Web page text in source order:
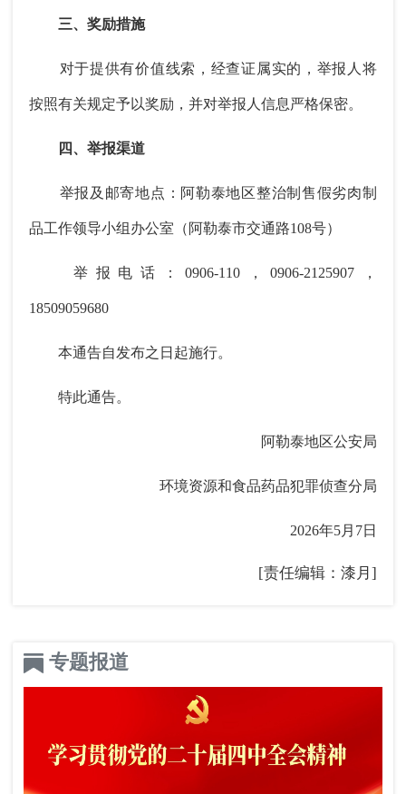
三、奖励措施
对于提供有价值线索，经查证属实的，举报人将
按照有关规定予以奖励，并对举报人信息严格保密。
四、举报渠道
举报及邮寄地点：阿勒泰地区整治制售假劣肉制
品工作领导小组办公室（阿勒泰市交通路108号）
举报电话：0906-110，0906-2125907，
18509059680
本通告自发布之日起施行。
特此通告。
阿勒泰地区公安局
环境资源和食品药品犯罪侦查分局
2026年5月7日
[责任编辑：漆月]
专题报道